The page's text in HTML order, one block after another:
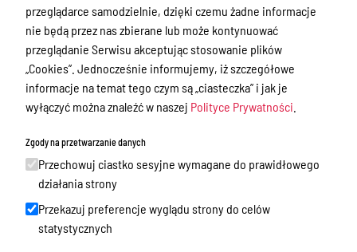
Informacje o naborze
Zamówienia Publiczne
Tablica ogłoszeń
Dyżury Aptek w Powiecie Ostródzkim
Akty Prawne
Rejestry, ewidencje i archiwa
Budżet
przeglądarce samodzielnie, dzięki czemu żadne informacje
nie będą przez nas zbierane lub może kontynuować
przeglądanie Serwisu akceptując stosowanie plików
„Cookies”. Jednocześnie informujemy, iż szczegółowe
informacje na temat tego czym są „ciasteczka” i jak je
wyłączyć można znaleźć w naszej Polityce Prywatności
Zgody na przetwarzanie danych
Przechowuj ciastko sesyjne wymagane do prawidłowego
działania strony
Przekazuj preferencje wyglądu strony do celów
statystycznych